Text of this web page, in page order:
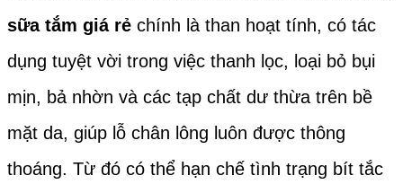
sữa tắm giá rẻ chính là than hoạt tính, có tác
dụng tuyệt vời trong việc thanh lọc, loại bỏ bụi
mịn, bả nhờn và các tạp chất dư thừa trên bề
mặt da, giúp lỗ chân lông luôn được thông
thoáng. Từ đó có thể hạn chế tình trạng bít tắc